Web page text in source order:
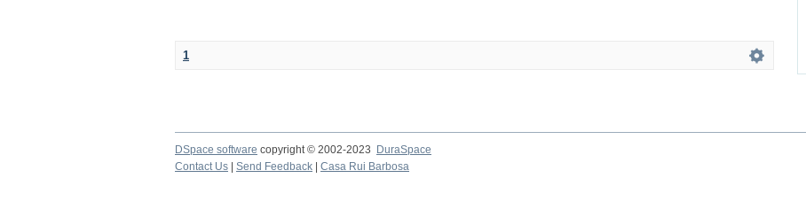
1
DSpace software copyright © 2002-2023 DuraSpace
Contact Us
Send Feedback Casa Rui Barbosa